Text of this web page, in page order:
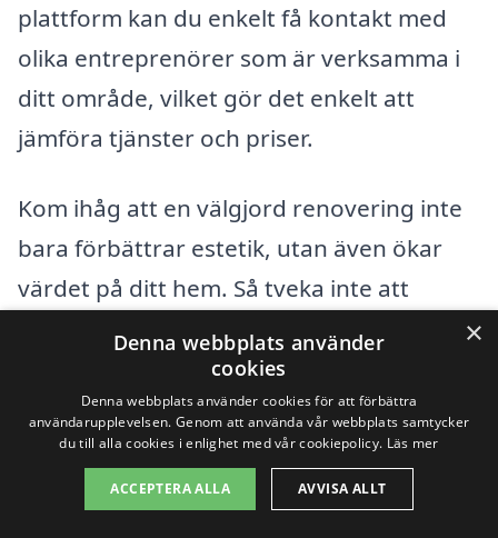
plattform kan du enkelt få kontakt med
olika entreprenörer som är verksamma i
ditt område, vilket gör det enkelt att
jämföra tjänster och priser.
Kom ihåg att en välgjord renovering inte
bara förbättrar estetik, utan även ökar
värdet på ditt hem. Så tveka inte att
inleda din renoveringsresa idag!
Få 3 erbjudanden, gratis och utan
förpliktelser
×
Denna webbplats använder
cookies
Denna webbplats använder cookies för att förbättra
användarupplevelsen. Genom att använda vår webbplats samtycker
du till alla cookies i enlighet med vår cookiepolicy. Läs mer
ACCEPTERA ALLA AVVISA ALLT